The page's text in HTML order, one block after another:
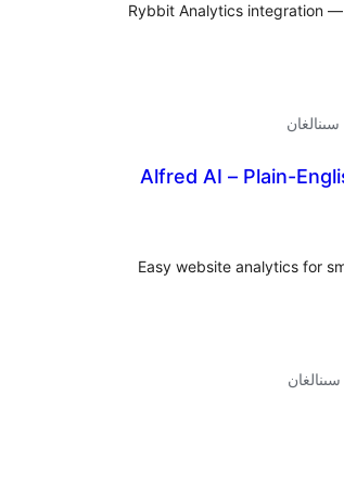
Rybbit Analytics integration
Alfred AI – Plain-
Easy website analytics for